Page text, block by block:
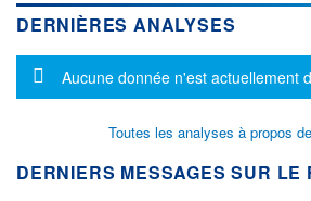
DERNIÈRES ANALYSES
Message d'information
Aucune donnée n'est actuellement
Toutes les analyses à propos
DERNIERS MESSAGES SUR LE